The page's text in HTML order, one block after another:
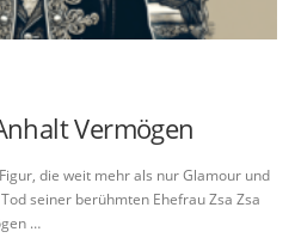
Vermögen
die weit mehr als nur Glamour und
seiner berühmten Ehefrau Zsa Zsa
…